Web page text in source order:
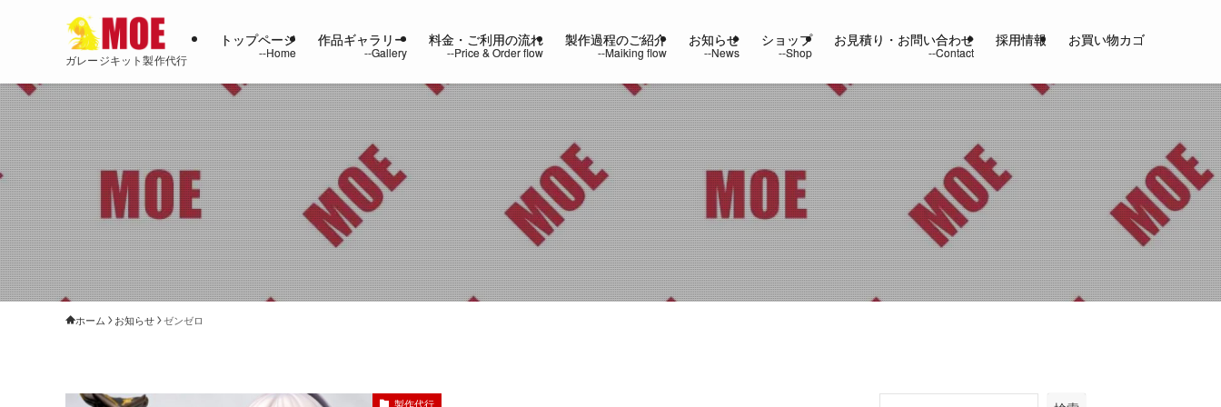
ガレージキット製作代行
トップページ 作品ギャラリー 料金・ご利用の流れ 製作過程のご紹介 お知らせ ショップ お見積り・お問い合わせ 採用情報 お買い物カゴ
ホーム お知らせ ゼンゼロ
製作代行